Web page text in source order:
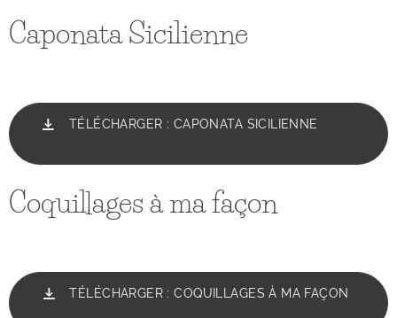
Caponata Sicilienne
TÉLÉCHARGER : CAPONATA SICILIENNE
Coquillages à ma façon
TÉLÉCHARGER : COQUILLAGES À MA FAÇON